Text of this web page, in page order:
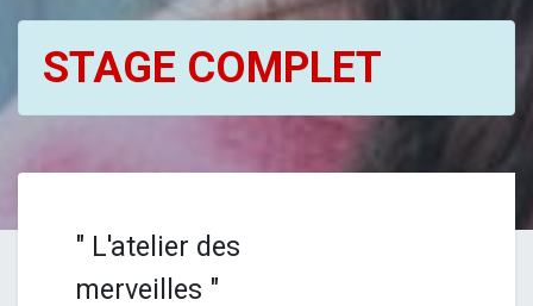
STAGE COMPLET
" L'atelier des
merveilles "